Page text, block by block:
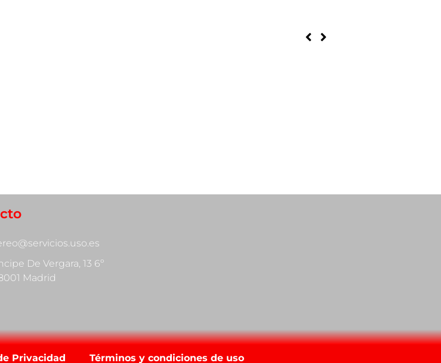
De Vergara, 13 6º
Madrid
Privacidad Términos y condiciones de uso